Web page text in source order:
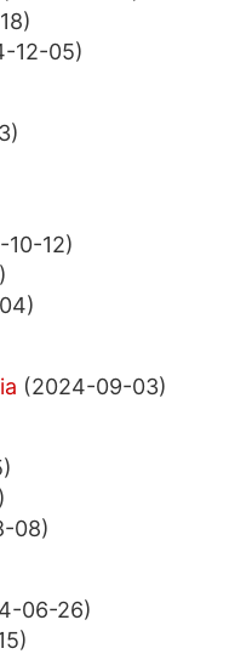
12-05)
12)
(2024-09-03)
08)
06-26)